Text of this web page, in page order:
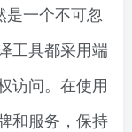
是一个不可忽
工具都采用端
访问。在使用
和服务，保持